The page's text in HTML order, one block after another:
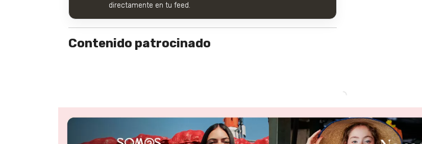
directamente en tu feed.
Contenido patrocinado